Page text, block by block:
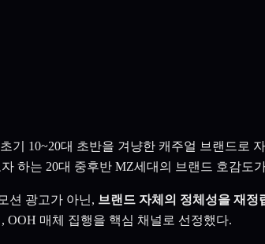
기 10~20대 초반을 겨냥한 캐주얼 브랜드로
하는 20대 중후반 MZ세대의 브랜드 호감
션 광고가 아닌, 브랜드 자체의 정체성을 재정
OOH 매체 집행을 핵심 채널로 선정했다.